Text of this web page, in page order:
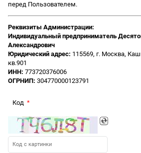
перед Пользователем.
Реквизиты Администрации:
Индивидуальный предприниматель
Александрович
Юридический адрес: 115569, г. Москва,
кв.901
ИНН: 773720376006
ОГРНИП: 304770000123791
Код